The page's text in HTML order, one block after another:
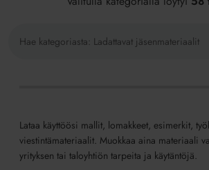
Hae
Lataa käyttöösi mallit, lomakkeet, esimerkit,
viestintämateriaalit. Muokkaa aina materiaali
yrityksen tai taloyhtiön tarpeita ja käytäntöjä.